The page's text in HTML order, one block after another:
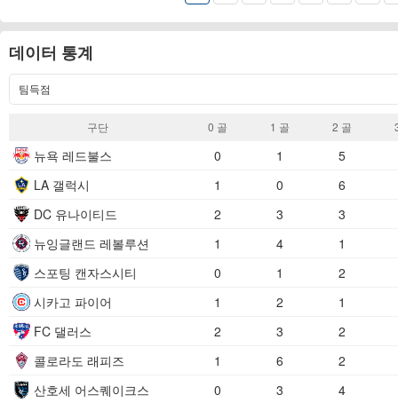
데이터 통계
팀득점
구단 0 골​ 1 골​ 2 골​
뉴욕 레드불스 0 1
5
LA 갤럭시
1 0
6
DC 유나이티드
2 3
3
뉴잉글랜드 레볼루션
1 4
1
스포팅 캔자스시티
0 1
2
시카고 파이어
1 2
1
FC 댈러스
2 3
2
콜로라도 래피즈
1 6
2
산호세 어스퀘이크스
0 3 4